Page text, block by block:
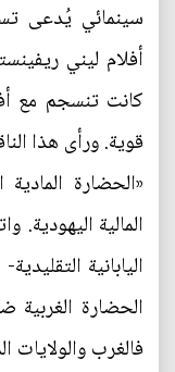
سينمائي يُدعى
أفلام ليني
كانت تنسجم مع
قوية. ورأى هذا
«الحضارة المادية
المالية اليهودية.
اليابانية
الحضارة الغربية
فالغرب والولايات